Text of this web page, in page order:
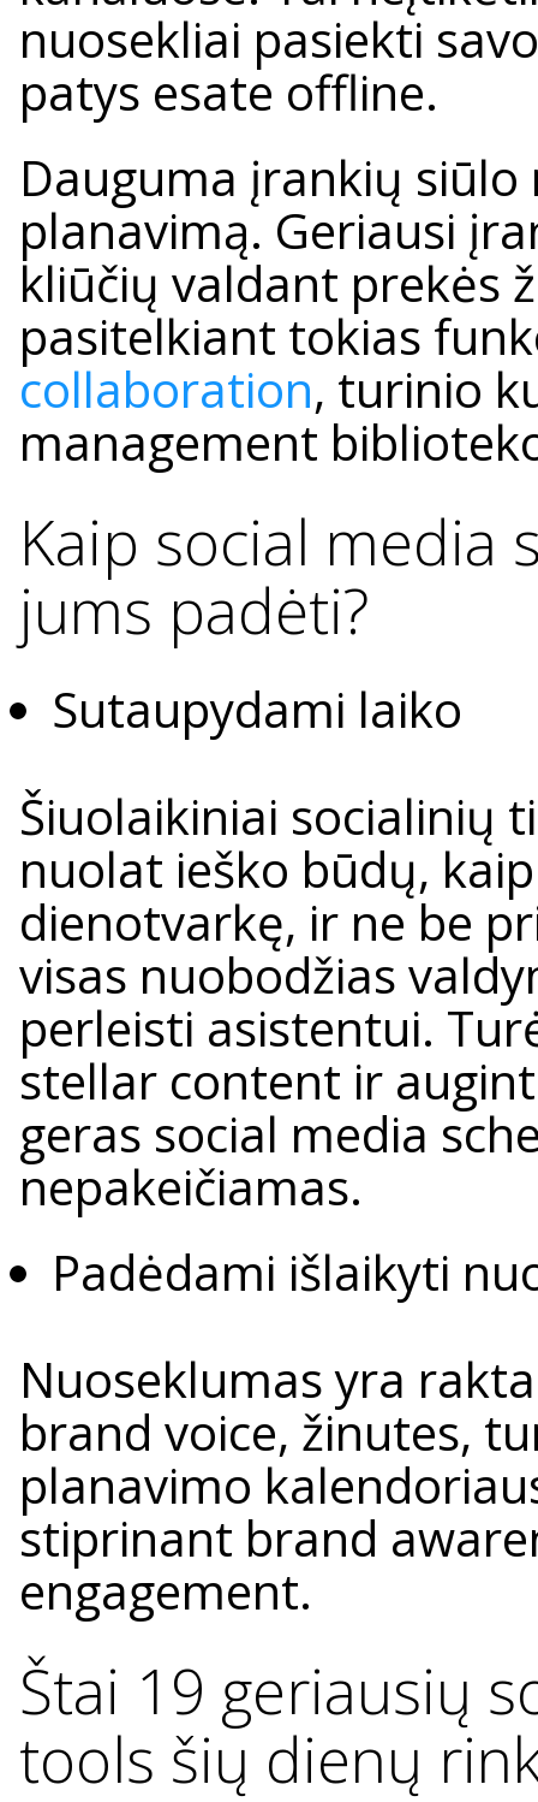
nuosekliai pasiekti
patys esate offline.
Dauguma įrankių
planavimą. Geriausi
kliūčių valdant prekės
pasitelkiant tokias
collaboration, turinio
management
Kaip social media
jums padėti?
Sutaupydami laiko
Šiuolaikiniai socialinių
nuolat ieško būdų,
dienotvarkę, ir ne be
visas nuobodžias
perleisti asistentui.
stellar content ir
geras social media
nepakeičiamas.
Padėdami išlaikyti
Nuoseklumas yra
brand voice, žinutes,
planavimo
stiprinant brand
engagement.
Štai 19 geriausių
tools šių dienų